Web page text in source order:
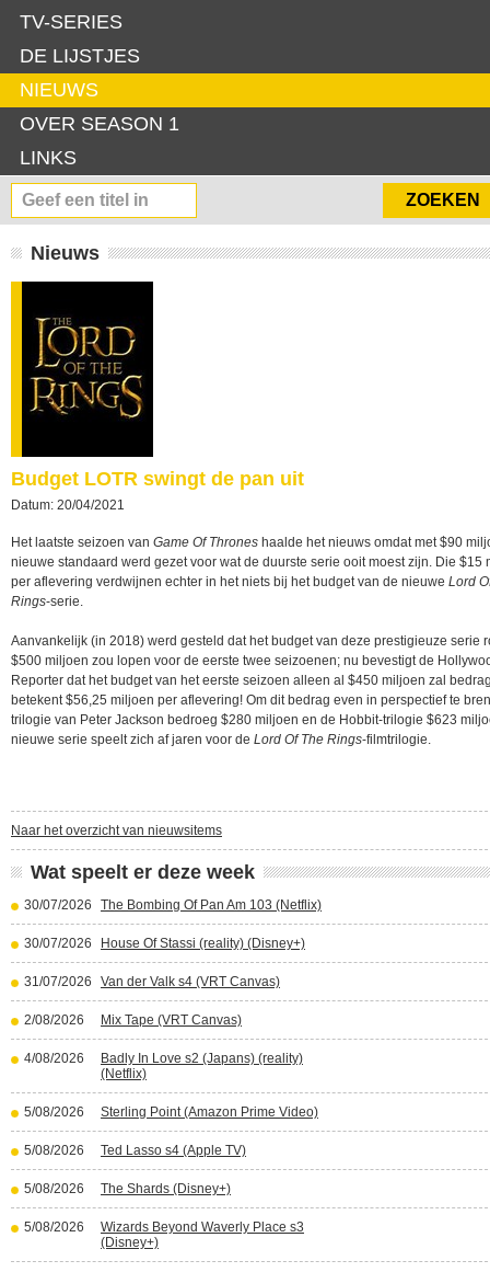
TV-SERIES
DE LIJSTJES
NIEUWS
OVER SEASON 1
LINKS
Nieuws
Budget LOTR swingt de pan uit
Datum: 20/04/2021
Het laatste seizoen van Game Of Thrones haalde het nieuws omdat met $90
nieuwe standaard werd gezet voor wat de duurste serie ooit moest zijn. Die $15
per aflevering verdwijnen echter in het niets bij het budget van de nieuwe Lord
Rings-serie.
Aanvankelijk (in 2018) werd gesteld dat het budget van deze prestigieuze serie
$500 miljoen zou lopen voor de eerste twee seizoenen; nu bevestigt de
Reporter dat het budget van het eerste seizoen alleen al $450 miljoen zal
betekent $56,25 miljoen per aflevering! Om dit bedrag even in perspectief te
trilogie van Peter Jackson bedroeg $280 miljoen en de Hobbit-trilogie $623
nieuwe serie speelt zich af jaren voor de Lord Of The Rings-filmtrilogie.
Naar het overzicht van nieuwsitems
Wat speelt er deze week
30/07/2026 The Bombing Of Pan Am 103 (Netflix)
30/07/2026 House Of Stassi (reality) (Disney+)
31/07/2026 Van der Valk s4 (VRT Canvas)
2/08/2026 Mix Tape (VRT Canvas)
4/08/2026
Badly In Love s2 (Japans) (reality)
(Netflix)
5/08/2026 Sterling Point (Amazon Prime Video)
5/08/2026 Ted Lasso s4 (Apple TV)
5/08/2026 The Shards (Disney+)
5/08/2026
Wizards Beyond Waverly Place s3
(Disney+)